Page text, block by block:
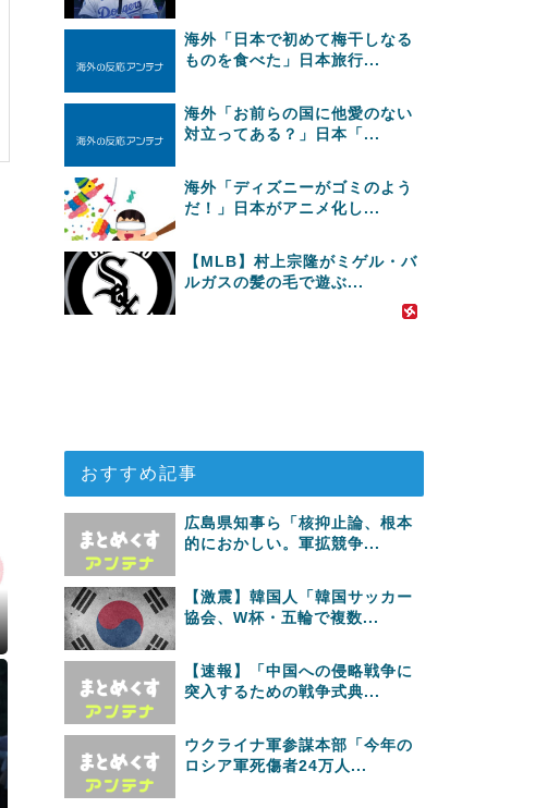
海外「日本で初めて梅干しなる
ものを食べた」日本旅行...
海外「お前らの国に他愛のない
対立ってある？」日本「...
海外「ディズニーがゴミのよう
だ！」日本がアニメ化し...
【MLB】村上宗隆がミゲル・バ
ルガスの髪の毛で遊ぶ...
おすすめ記事
広島県知事ら「核抑止論、根本
的におかしい。軍拡競争...
【激震】韓国人「韓国サッカー
協会、W杯・五輪で複数...
【速報】「中国への侵略戦争に
突入するための戦争式典...
ウクライナ軍参謀本部「今年の
ロシア軍死傷者24万人...